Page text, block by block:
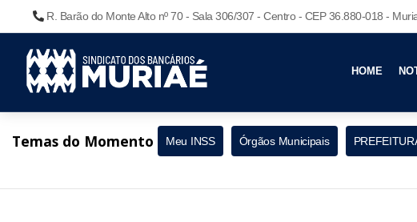
R. Barão do Monte Alto nº 70 - Sala 306/307 - Centro - CEP 36.880-018 -
HOME
Temas do Momento Meu INSS Órgãos Municipais